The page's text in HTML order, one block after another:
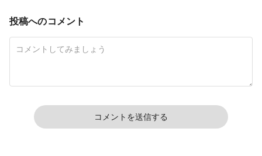
投稿へのコメント
コメントを送信する